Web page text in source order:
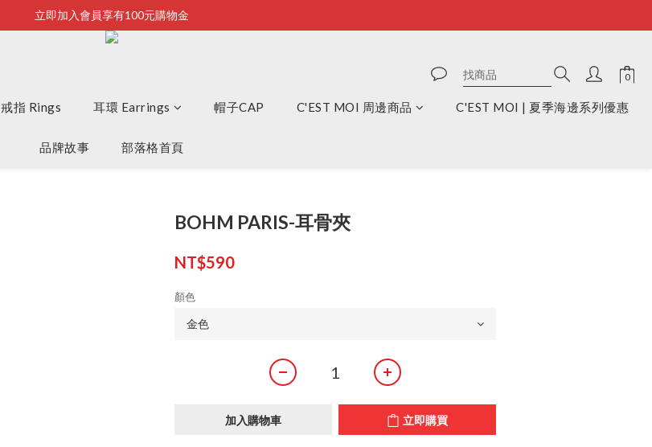
Bonjour~
立即加入會員享有100元購物金
全店滿2500即享免運
戒指 Rings 耳環 Earrings 帽子CAP C'EST MOI 周邊商品 C'EST MOI | 夏季海邊系列優惠
品牌故事 部落格首頁
BOHM PARIS-耳骨夾
NT$590
顏色
加入購物車 立即購買